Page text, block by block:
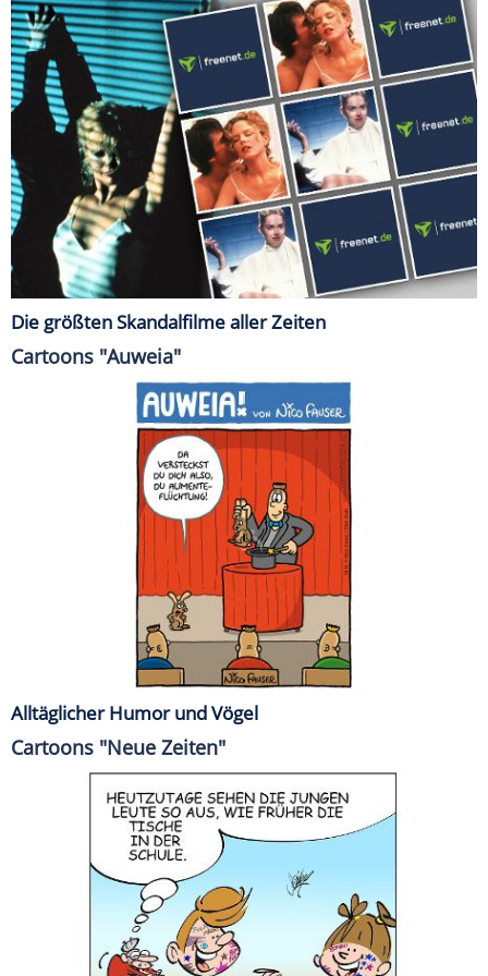
Die größten Skandalfilme aller Zeiten
Cartoons "Auweia"
Alltäglicher Humor und Vögel
Cartoons "Neue Zeiten"